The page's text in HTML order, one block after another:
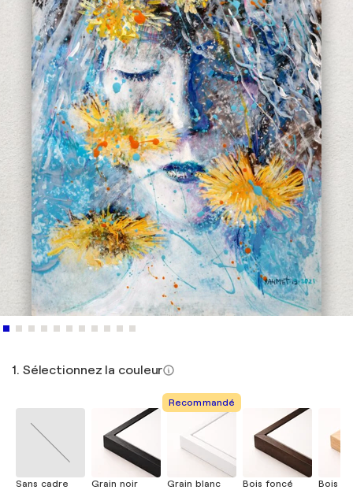
1. Sélectionnez la couleur
Sans cadre
Grain noir
Recommandé
Grain blanc
Bois foncé
Bois